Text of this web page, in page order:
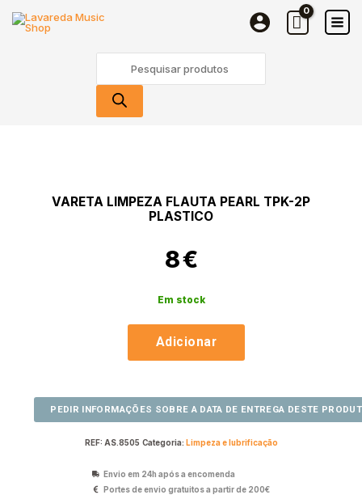
search
VARETA LIMPEZA FLAUTA PEARL TPK-2P
PLASTICO
8€
Em stock
Pearl
Adicionar
REF: AS.8505 Categoria: Limpeza e lubrificação
Envio em 24h após a encomenda
Portes de envio gratuitos a partir de 200€